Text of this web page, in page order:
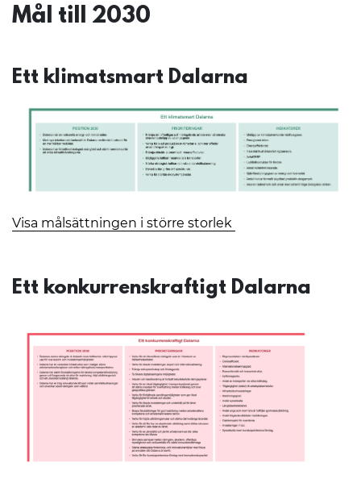
Mål till 2030
Ett klimatsmart Dalarna
Visa målsättningen i större storlek
Ett konkurrenskraftigt Dalarna